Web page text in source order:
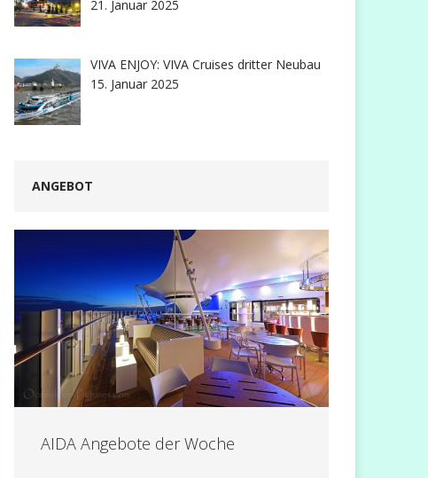
21. Januar 2025
VIVA ENJOY: VIVA Cruises dritter Neubau
15. Januar 2025
ANGEBOT
AIDA Angebote der Woche